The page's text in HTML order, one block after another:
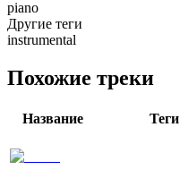
piano
Другие теги
instrumental
Похожие треки
Название Теги